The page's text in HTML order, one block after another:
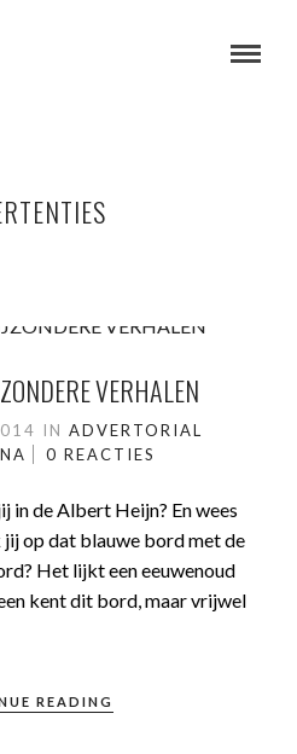
VERHALEN
IN ADVERTORIAL
0 REACTIES
in de Albert Heijn? En wees
op dat blauwe bord met de
Het lijkt een eeuwenoud
kent dit bord, maar vrijwel
READING